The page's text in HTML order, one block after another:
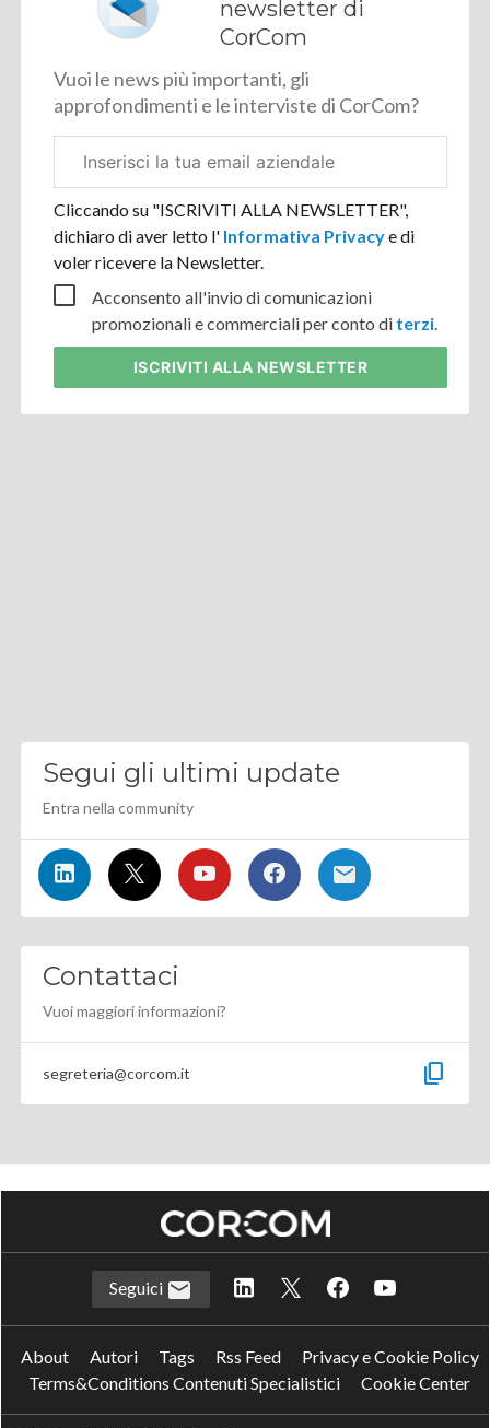
newsletter di
CorCom
Vuoi le news più importanti, gli
approfondimenti e le interviste di CorCom?
aziendale
Cliccando su "ISCRIVITI ALLA NEWSLETTER",
dichiaro di aver letto l' Informativa Privacye di
voler ricevere la Newsletter.
Acconsento all'invio di comunicazioni
promozionali e commerciali per conto di terzi
ISCRIVITI ALLA NEWSLETTER
Segui gli ultimi update
Entra nella community
Contattaci
Vuoi maggiori informazioni?
segreteria@corcom.it content_copy
Seguici
About Autori Tags Rss Feed
Privacy e Cookie Policy
Terms&Conditions Contenuti Specialistici
Cookie Center